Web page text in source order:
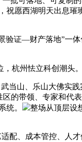
祝愿西湖明天出息璀
证—财产落地”一体
杭州怯立科创潮头。
当山、乐山大佛实
的带领、专家和代
统。
整场从顶层设
配、成本管控、人